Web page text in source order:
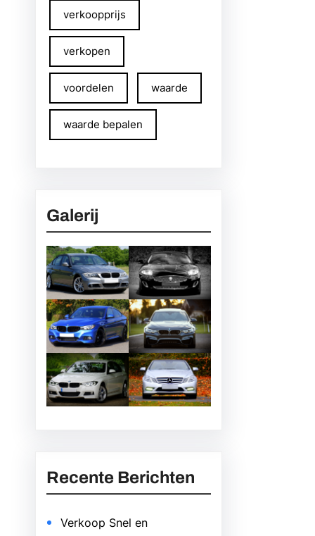
verkoopprijs
verkopen
voordelen waarde
waarde bepalen
Galerij
Recente Berichten
Verkoop Snel en